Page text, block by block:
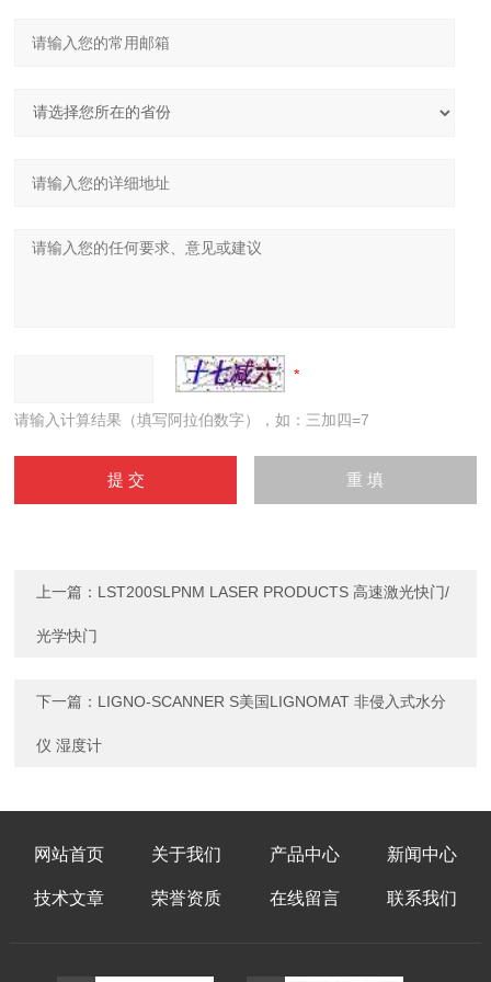
请输入计算结果（填写阿拉伯数字），如：三加四=7
上一篇： LST200SLPNM LASER PRODUCTS 高速激光快门/
光学快门
下一篇： LIGNO-SCANNER S美国LIGNOMAT 非侵入式水分
仪 湿度计
网站首页 关于我们 产品中心 新闻中心
技术文章 荣誉资质 在线留言 联系我们